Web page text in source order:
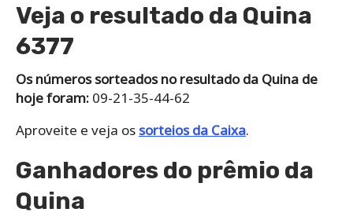
Veja o resultado da Quina
6377
Os números sorteados no resultado da Quina de
hoje foram: 09-21-35-44-62
Aproveite e veja os sorteios da Caixa.
Ganhadores do prêmio da
Quina